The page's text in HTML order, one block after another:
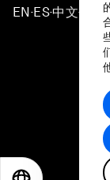
EN ▪ES▪中文▪ 日